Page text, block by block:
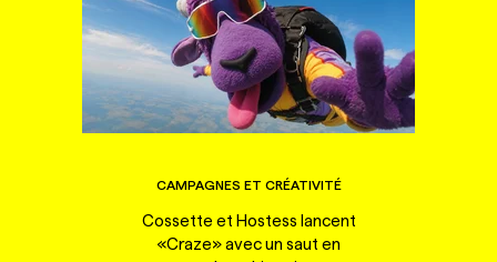
CAMPAGNES ET CRÉATIVITÉ
Cossette et Hostess lancent
«Craze» avec un saut en